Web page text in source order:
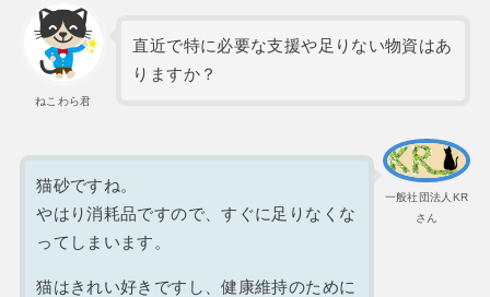
ねこわら君
直近で特に必要な支援や足りない物資はあ
りますか？
一般社団法人KR
さん
猫砂ですね。
やはり消耗品ですので、すぐに足りなくな
ってしまいます。
猫はきれい好きですし、健康維持のために